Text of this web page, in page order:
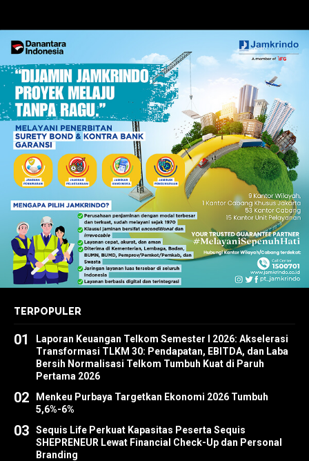
TERPOPULER
01
Laporan Keuangan Telkom Semester I 2026: Akselerasi
Transformasi TLKM 30: Pendapatan, EBITDA, dan Laba
Bersih Normalisasi Telkom Tumbuh Kuat di Paruh
Pertama 2026
02
Menkeu Purbaya Targetkan Ekonomi 2026 Tumbuh
5,6%-6%
03
Sequis Life Perkuat Kapasitas Peserta Sequis
SHEPRENEUR Lewat Financial Check-Up dan Personal
Branding